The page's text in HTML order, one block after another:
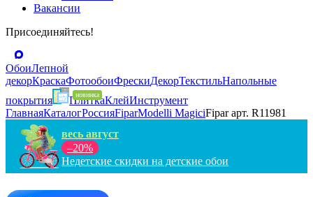
Вакансии
Присоединяйтесь!
ОбоиЛепной
декорКраскаФотообоиФрескиДекорТекстильНапольные
покрытия
ПлиткаКлейИнструмент
ГлавнаяКаталогРоссияFiparModelli MagiciFipar арт. R11981
весь август
–20%
Недетские скидки на детские обои